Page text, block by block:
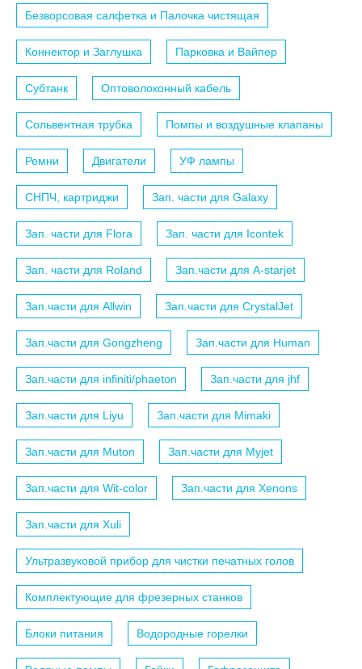
Безворсовая салфетка и Палочка чистящая
Коннектор и Заглушка Парковка и Вайпер
Субтанк Оптоволоконный кабель
Сольвентная трубка Помпы и воздушные клапаны
Ремни Двигатели УФ лампы
СНПЧ, картриджи Зап. части для Galaxy
Зап. части для Flora Зап. части для Icontek
Зап. части для Roland Зап.части для A-starjet
Зап.части для Allwin Зап.части для CrystalJet
Зап.части для Gongzheng Зап.части для Human
Зап.части для infiniti/phaeton Зап.части для jhf
Зап.части для Liyu Зап.части для Mimaki
Зап.части для Muton Зап.части для Myjet
Зап.части для Wit-color Зап.части для Xenons
Зап.части для Xuli
Ультразвуковой прибор для чистки печатных голов
Комплектующие для фрезерных станков
Блоки питания Водородные горелки